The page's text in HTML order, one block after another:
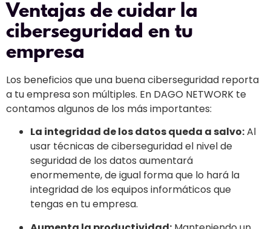
Ventajas de cuidar la
ciberseguridad en tu
empresa
Los beneficios que una buena ciberseguridad reporta
a tu empresa son múltiples. En DAGO NETWORK te
contamos algunos de los más importantes:
La integridad de los datos queda a salvo:Al
usar técnicas de ciberseguridad el nivel de
seguridad de los datos aumentará
enormemente, de igual forma que lo hará la
integridad de los equipos informáticos que
tengas en tu empresa.